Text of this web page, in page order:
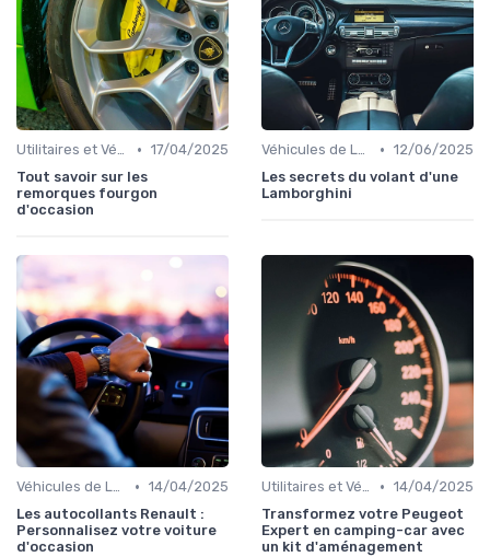
Utilitaires et Véhicules Spéciaux • 17/04/2025
Tout savoir sur les
remorques fourgon
d'occasion
Véhicules de Luxe • 12/06/2025
Les secrets du volant d'une
Lamborghini
Véhicules de Luxe • 14/04/2025
Les autocollants Renault :
Personnalisez votre voiture
d'occasion
Utilitaires et Véhicules Spéciaux • 14/04/2025
Transformez votre Peugeot
Expert en camping-car avec
un kit d'aménagement